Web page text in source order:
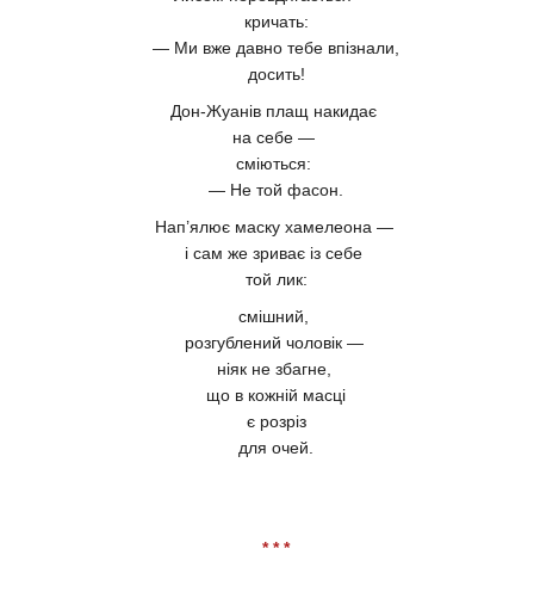
кричать:
— Ми вже давно тебе впізнали,
досить!
Дон-Жуанів плащ накидає
на себе —
сміються:
— Не той фасон.
Нап’ялює маску хамелеона —
і сам же зриває із себе
той лик:
смішний,
розгублений чоловік —
ніяк не збагне,
що в кожній масці
є розріз
для очей.
* * *